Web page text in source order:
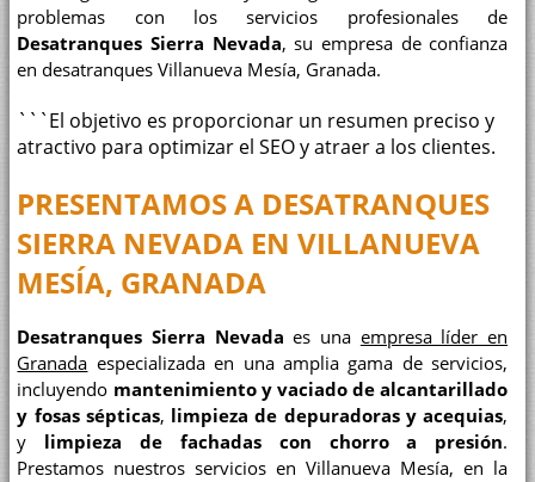
problemas con los servicios profesionales de
Desatranques Sierra Nevada, su empresa de confianza
en desatranques Villanueva Mesía, Granada.
```El objetivo es proporcionar un resumen preciso y
atractivo para optimizar el SEO y atraer a los clientes.
PRESENTAMOS A DESATRANQUES
SIERRA NEVADA EN VILLANUEVA
MESÍA, GRANADA
Desatranques Sierra Nevada es una empresa líder en
Granada especializada en una amplia gama de servicios,
incluyendo mantenimiento y vaciado de alcantarillado
y fosas sépticas, limpieza de depuradoras y acequias,
y
limpieza de fachadas con chorro a presión.
Prestamos nuestros servicios en Villanueva Mesía, en la